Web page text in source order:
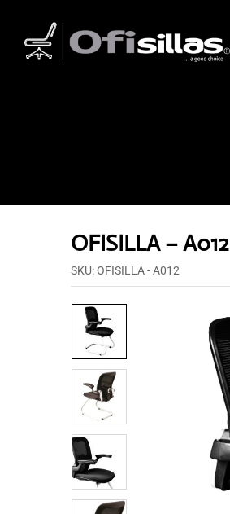
OFISILLA – A012
SKU:OFISILLA - A012